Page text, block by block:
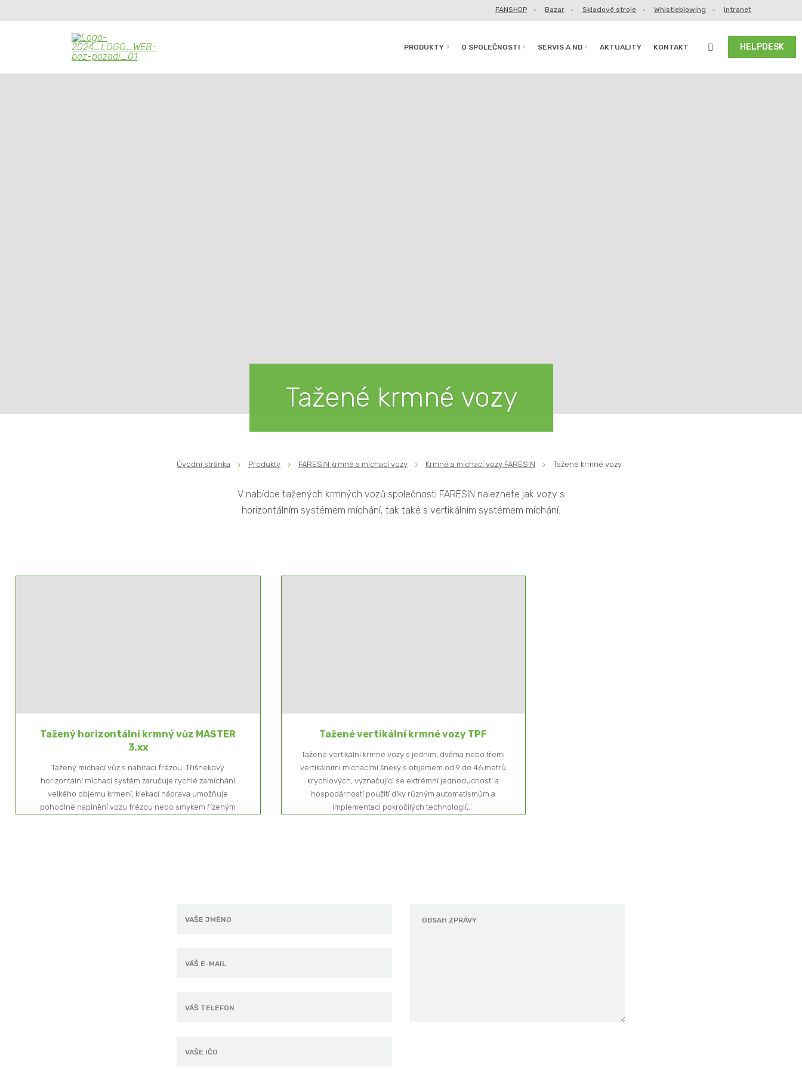
FANSHOP Bazar Skladové stroje Whistleblowing Intranet
PRODUKTY O SPOLEČNOSTI SERVIS A ND AKTUALITY KONTAKT Vyhledávání
HELPDESK
Tažené krmné vozy
Úvodní stránka Produkty FARESIN krmné a míchací vozy Krmné a míchací vozy FARESIN Tažené krmné vozy
V nabídce tažených krmných vozů společnosti FARESIN naleznete jak vozy s
horizontálním systémem míchání, tak také s vertikálním systémem míchání.
Tažený horizontální krmný vůz MASTER
3.xx
Tažený míchací vůz s nabírací frézou. Tříšnekový
horizontální míchací systém zaručuje rychlé zamíchání
velkého objemu krmení, klekací náprava umožňuje
pohodlné naplnění vozu frézou nebo smykem řízeným
Tažené vertikální krmné vozy TPF
Tažené vertikální krmné vozy s jedním, dvěma nebo třemi
vertikálními míchacími šneky s objemem od 9 do 46 metrů
krychlových, vyznačující se extrémní jednoduchostí a
hospodárností použití díky různým automatismům a
implementaci pokročilých technologií,...